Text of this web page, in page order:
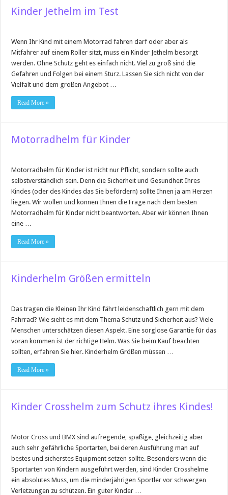
Kinder Jethelm im Test
Wenn Ihr Kind mit einem Motorrad fahren darf oder aber als
Mitfahrer auf einem Roller sitzt, muss ein Kinder Jethelm besorgt
werden. Ohne Schutz geht es einfach nicht. Viel zu groß sind die
Gefahren und Folgen bei einem Sturz. Lassen Sie sich nicht von der
Vielfalt und dem großen Angebot …
Read More »
Motorradhelm für Kinder
Motorradhelm für Kinder ist nicht nur Pflicht, sondern sollte auch
selbstverständlich sein. Denn die Sicherheit und Gesundheit Ihres
Kindes (oder des Kindes das Sie befördern) sollte Ihnen ja am Herzen
liegen. Wir wollen und können Ihnen die Frage nach dem besten
Motorradhelm für Kinder nicht beantworten. Aber wir können Ihnen
eine …
Read More »
Kinderhelm Größen ermitteln
Das tragen die Kleinen Ihr Kind fährt leidenschaftlich gern mit dem
Fahrrad? Wie sieht es mit dem Thema Schutz und Sicherheit aus? Viele
Menschen unterschätzen diesen Aspekt. Eine sorglose Garantie für das
voran kommen ist der richtige Helm. Was Sie beim Kauf beachten
sollten, erfahren Sie hier. Kinderhelm Größen müssen …
Read More »
Kinder Crosshelm zum Schutz ihres Kindes!
Motor Cross und BMX sind aufregende, spaßige, gleichzeitig aber
auch sehr gefährliche Sportarten, bei deren Ausführung man auf
bestes und sicherstes Equipment setzen sollte. Besonders wenn die
Sportarten von Kindern ausgeführt werden, sind Kinder Crosshelme
ein absolutes Muss, um die minderjährigen Sportler vor schwergen
Verletzungen zu schützen. Ein guter Kinder …